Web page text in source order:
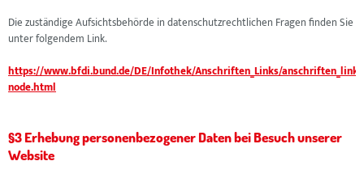
Die zuständige Aufsichtsbehörde in datenschutzrechtlichen Fragen finden Sie
unter folgendem Link.
https://www.bfdi.bund.de/DE/Infothek/Anschriften_Links/
node.html
§3 Erhebung personenbezogener Daten bei Besuch unserer
Website